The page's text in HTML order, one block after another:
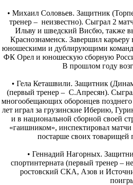
• Михаил Соловьев. Защитник
тренер – неизвестно). Сыграл 2
Ильву и шведский Висбю, также
Краснознаменск. Завершил карьеру
юношескими и дублирующими
ФК Орел и юношескую сборную
В прошлом году
• Гела Кеташвили. Защитник
(первый тренер – С.Апресян).
многообещающих оборонцев
лет играл за грузинские Иберию,
и в национальной сборной своей
«гаишником», инспектировал
постарше своих
• Геннадий Нагорных.
спортинтерната (первый тренер –
ростовский СКА, Азов и